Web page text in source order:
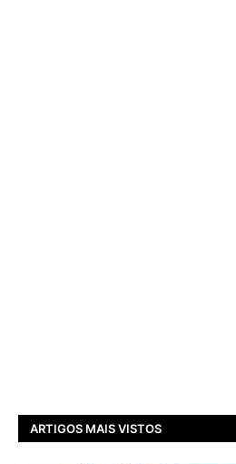
ARTIGOS MAIS VISTOS